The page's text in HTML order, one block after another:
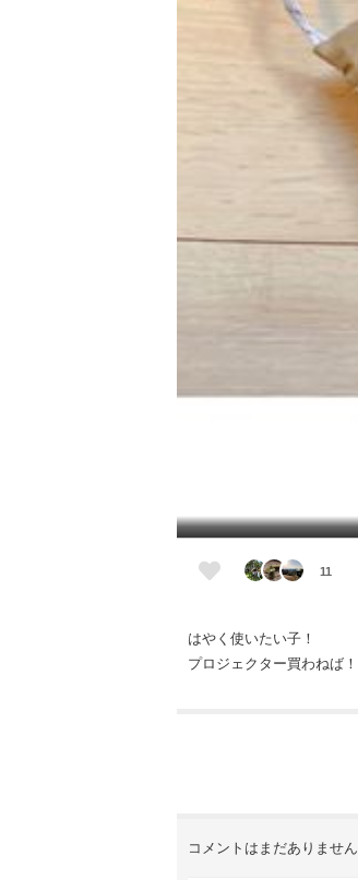
11
はやく使いたい子！
プロジェクター買わねば！
コメントはまだありません